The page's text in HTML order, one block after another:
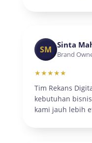
SM Sinta
Brand
★★★★★
Tim Rekans
kebutuhan
kami jauh lebih